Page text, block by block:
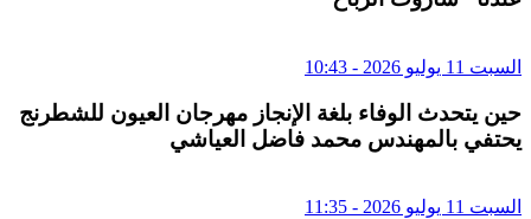
السبت 11 يوليو 2026 - 10:43
حين يتحدث الوفاء بلغة الإنجاز مهرجان العيون للشطرنج
يحتفي بالمهندس محمد فاضل العياشي
السبت 11 يوليو 2026 - 11:35